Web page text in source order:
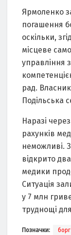
Ярмоленко
погашення
оскільки,
місцеве
управління
рад.
Подільська
Наразі
рахунків
неможливі.
відкрито
медики
Ситуація
у 7 млн
труднощі
Позначки: борг